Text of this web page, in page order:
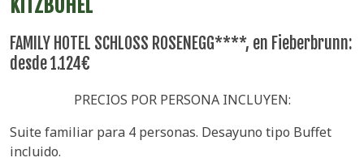
KITZBÜHEL
FAMILY HOTEL SCHLOSS ROSENEGG****, en Fieberbrunn:
desde 1.124€
PRECIOS POR PERSONA INCLUYEN:
Suite familiar para 4 personas. Desayuno tipo Buffet
incluido.